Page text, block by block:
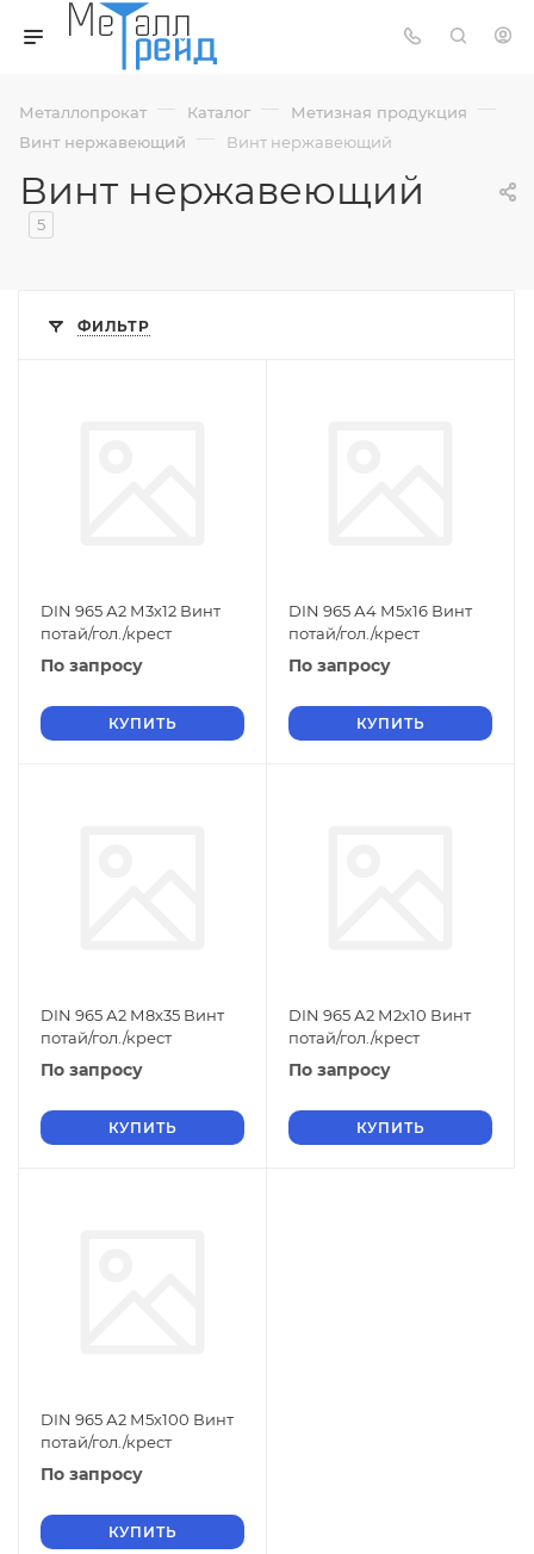
Металлопрокат — Каталог — Метизная продукция —
Винт нержавеющий — Винт нержавеющий
Винт нержавеющий
5
ФИЛЬТР
DIN 965 А2 М3х12 Винт
потай/гол./крест
По запросу
КУПИТЬ
DIN 965 А4 М5х16 Винт
потай/гол./крест
По запросу
КУПИТЬ
DIN 965 А2 М8х35 Винт
потай/гол./крест
По запросу
КУПИТЬ
DIN 965 А2 М2х10 Винт
потай/гол./крест
По запросу
КУПИТЬ
DIN 965 А2 М5х100 Винт
потай/гол./крест
По запросу
КУПИТЬ